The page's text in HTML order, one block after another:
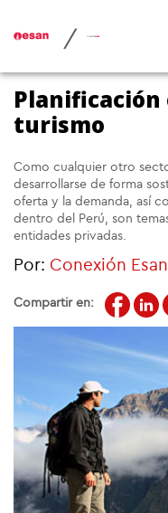
/
turismo
Como cualquier otro
desarrollarse de forma
oferta y la demanda, así
dentro del Perú, son
entidades privadas.
Por: Conexión Esan
Compartir en: